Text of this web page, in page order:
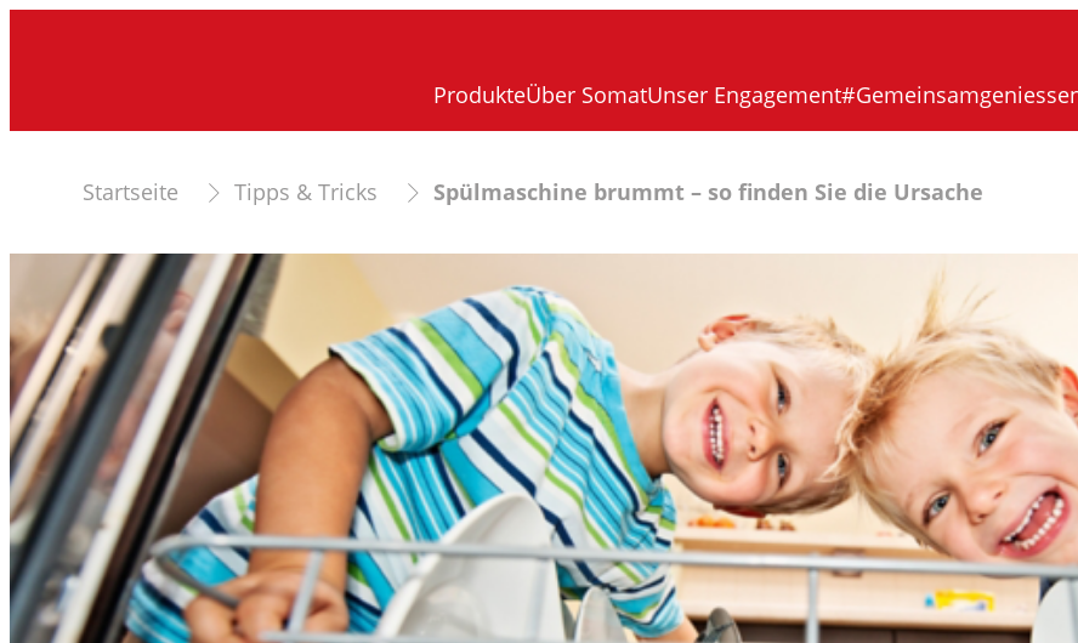
ProdukteÜber SomatUnser Engagement
Startseite Tipps & Tricks Spülmaschine brummt – so finden Sie die Ursache